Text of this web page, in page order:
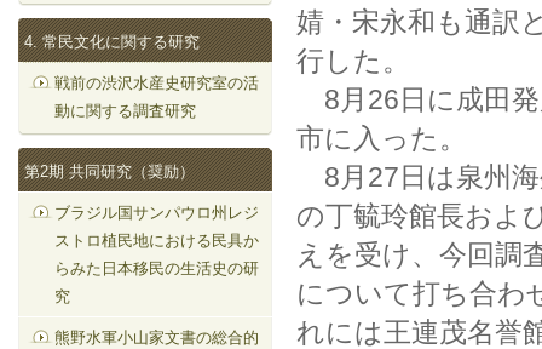
婧・宋永和も通訳
行した。
8月26日に成田
市に入った。
8月27日は泉州
の丁毓玲館長およ
えを受け、今回調
について打ち合わ
れには王連茂名誉
4. 常民文化に関する研究
戦前の渋沢水産史研究室の活
動に関する調査研究
第2期 共同研究（奨励）
ブラジル国サンパウロ州レジ
ストロ植民地における民具か
らみた日本移民の生活史の研
究
熊野水軍小山家文書の総合的